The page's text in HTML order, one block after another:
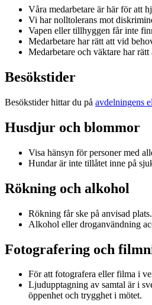
Våra medarbetare är här för att
Vi har nolltolerans mot
Vapen eller tillhyggen får inte
Medarbetare har rätt att vid
Medarbetare och väktare har
Besökstider
Besökstider hittar du på avdelningens
Husdjur och blommor
Visa hänsyn för personer med
Hundar är inte tillåtet inne på
Rökning och alkohol
Rökning får ske på anvisad plats.
Alkohol eller droganvändning
Fotografering och
För att fotografera eller filma i
Ljudupptagning av samtal är i
öppenhet och trygghet i mötet.